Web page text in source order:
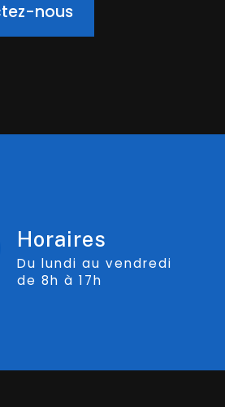
nous
Horaires
Du lundi au vendredi
de 8h à 17h